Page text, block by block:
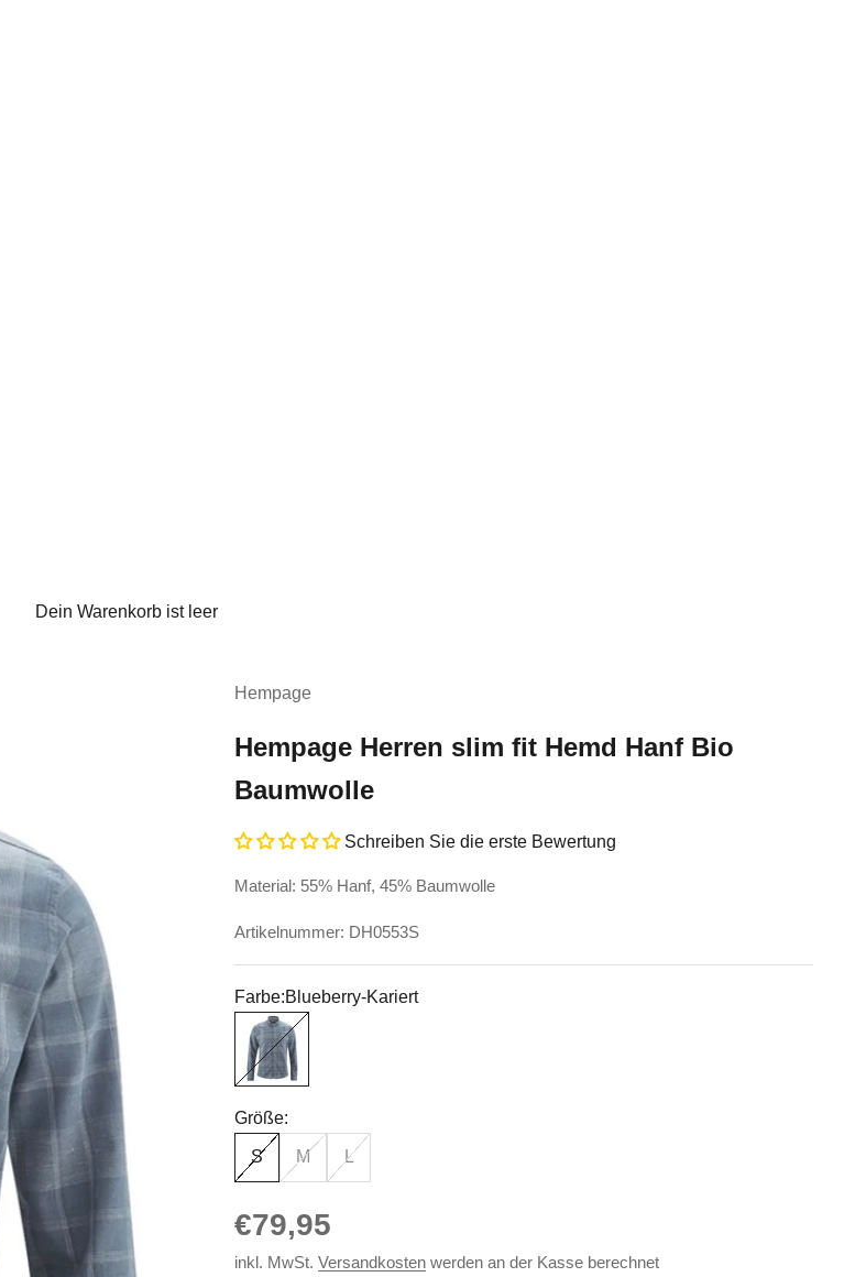
Dein Warenkorb ist leer
Hempage
Hempage Herren slim fit Hemd Hanf Bio
Baumwolle
Schreiben Sie die erste Bewertung
Material: 55% Hanf, 45% Baumwolle
Artikelnummer: DH0553S
Farbe:Blueberry-Kariert
Blueberry-Kariert
Größe:
S M L
Angebot
€79,95
inkl. MwSt.Versandkosten werden an der Kasse berechnet